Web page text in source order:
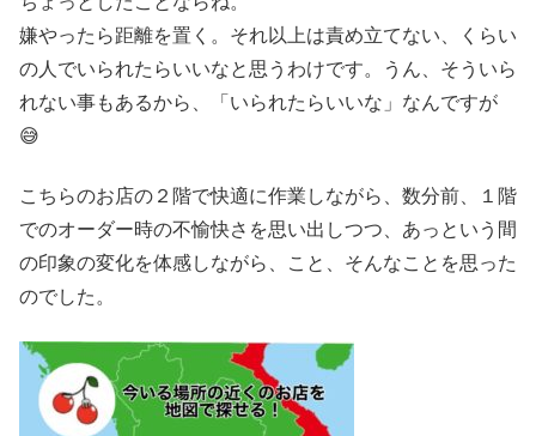
嫌やったら距離を置く。それ以上は責め立てない、くらい
の人でいられたらいいなと思うわけです。うん、そういら
れない事もあるから、「いられたらいいな」なんですが
😅
こちらのお店の２階で快適に作業しながら、数分前、１階
でのオーダー時の不愉快さを思い出しつつ、あっという間
の印象の変化を体感しながら、こと、そんなことを思った
のでした。